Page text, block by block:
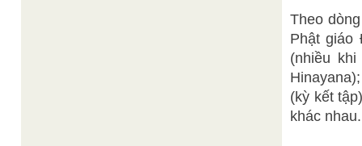
Theo
Phật giáo
(nhiều
(kỳ kết
khác nhau.